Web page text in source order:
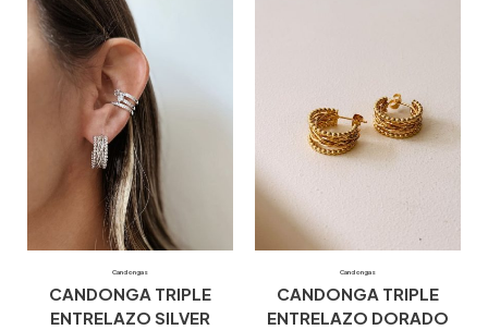
Candongas
CANDONGA TRIPLE
ENTRELAZO SILVER
Candongas
CANDONGA TRIPLE
ENTRELAZO DORADO